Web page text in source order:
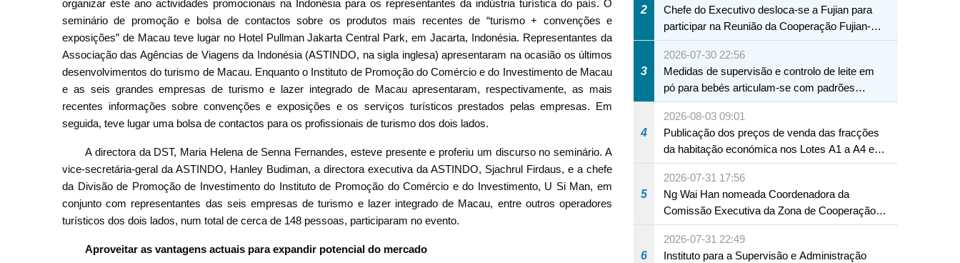
organizar este ano actividades promocionais na Indonésia para os representantes da indústria turística do país. O
seminário de promoção e bolsa de contactos sobre os produtos mais recentes de “turismo + convenções e
exposições” de Macau teve lugar no Hotel Pullman Jakarta Central Park, em Jacarta, Indonésia. Representantes da
Associação das Agências de Viagens da Indonésia (ASTINDO, na sigla inglesa) apresentaram na ocasião os últimos
desenvolvimentos do turismo de Macau. Enquanto o Instituto de Promoção do Comércio e do Investimento de Macau
e as seis grandes empresas de turismo e lazer integrado de Macau apresentaram, respectivamente, as mais
recentes informações sobre convenções e exposições e os serviços turísticos prestados pelas empresas. Em
seguida, teve lugar uma bolsa de contactos para os profissionais de turismo dos dois lados.
A directora da DST, Maria Helena de Senna Fernandes, esteve presente e proferiu um discurso no seminário. A
vice-secretária-geral da ASTINDO, Hanley Budiman, a directora executiva da ASTINDO, Sjachrul Firdaus, e a chefe
da Divisão de Promoção de Investimento do Instituto de Promoção do Comércio e do Investimento, U Si Man, em
conjunto com representantes das seis empresas de turismo e lazer integrado de Macau, entre outros operadores
turísticos dos dois lados, num total de cerca de 148 pessoas, participaram no evento.
Aproveitar as vantagens actuais para expandir potencial do mercado
2
Chefe do Executivo desloca-se a Fujian para
participar na Reunião da Cooperação Fujian-
Macau
3
2026-07-30 22:56
Medidas de supervisão e controlo de leite em
pó para bebés articulam-se com padrões
internacionais Serviços interdepartamentais
envidam esforços para assegurar a saúde dos
bebés e crianças, assim como a segurança
alimentar
4
2026-08-03 09:01
Publicação dos preços de venda das fracções
da habitação económica nos Lotes A1 a A4 e
A12 da Zona A dos Novos Aterros
5
2026-07-31 17:56
Ng Wai Han nomeada Coordenadora da
Comissão Executiva da Zona de Cooperação
Aprofundada entre Guangdong e Macau em
Hengqin
6
2026-07-31 22:49
Instituto para a Supervisão e Administração